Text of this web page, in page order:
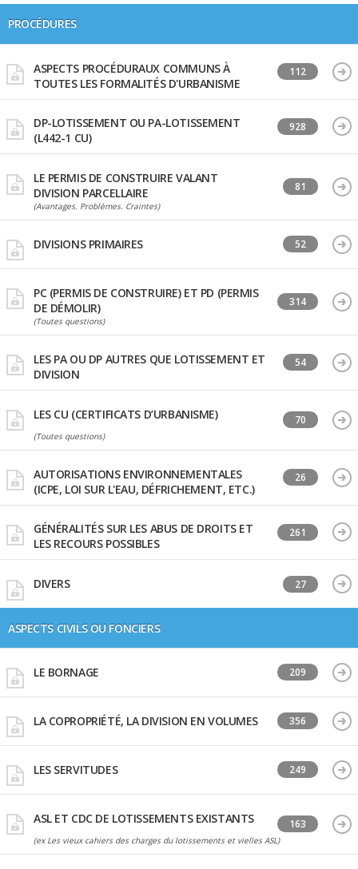
PROCÉDURES
ASPECTS PROCÉDURAUX COMMUNS À
TOUTES LES FORMALITÉS D'URBANISME
112
DP-LOTISSEMENT OU PA-LOTISSEMENT
(L442-1 CU)
928
LE PERMIS DE CONSTRUIRE VALANT
DIVISION PARCELLAIRE
(Avantages. Problèmes. Craintes)
81
DIVISIONS PRIMAIRES 52
PC (PERMIS DE CONSTRUIRE) ET PD (PERMIS
DE DÉMOLIR)
(Toutes questions)
314
LES PA OU DP AUTRES QUE LOTISSEMENT ET
DIVISION
54
LES CU (CERTIFICATS D’URBANISME)
(Toutes questions)
70
AUTORISATIONS ENVIRONNEMENTALES
(ICPE, LOI SUR L'EAU, DÉFRICHEMENT, ETC.)
26
GÉNÉRALITÉS SUR LES ABUS DE DROITS ET
LES RECOURS POSSIBLES
261
DIVERS 27
ASPECTS CIVILS OU FONCIERS
LE BORNAGE 209
LA COPROPRIÉTÉ, LA DIVISION EN VOLUMES 356
LES SERVITUDES 249
ASL ET CDC DE LOTISSEMENTS EXISTANTS
(ex Les vieux cahiers des charges du lotissements et vielles ASL)
163